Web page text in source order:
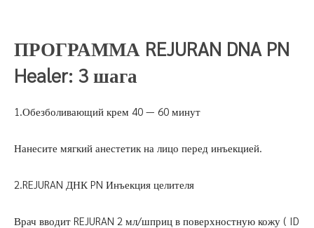
ПРОГРАММА REJURAN DNA PN
Healer: 3 шага
1.Обезболивающий крем 40 — 60 минут
Нанесите мягкий анестетик на лицо перед инъекцией.
2.REJURAN ДНК PN Инъекция целителя
Врач вводит REJURAN 2 мл/шприц в поверхностную кожу ( ID